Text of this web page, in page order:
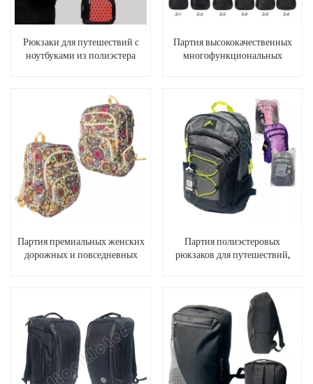
Рюкзаки для путешествий с
ноутбуками из полиэстера
сетчатыми карманами.
Партия высококачественных
многофункциональных
Партия премиальных женских
дорожных и повседневных
Партия полиэстеровых
рюкзаков для путешествий,
боковыми сетчатыми
карманами.